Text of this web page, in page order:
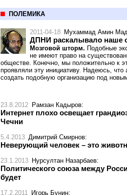
ПОЛЕМИКА
2011-04-18 Мухаммад Амин
ДПНИ раскалывало наше
Мозговой шторм. Подобные
не имеют право на
обществе. Конечно, мы положительно к
проявляли эту инициативу. Надеюсь,
создать подобную организацию под
23.8.2012 Рамзан Кадыров:
Интернет плохо освещает
Чечни
5.4.2013 Димитрий Смирнов:
Неверующий человек – это
23.1.2013 Нурсултан Назарбаев:
Политического союза между
будет
17.2.2011 Игорь Бунин: